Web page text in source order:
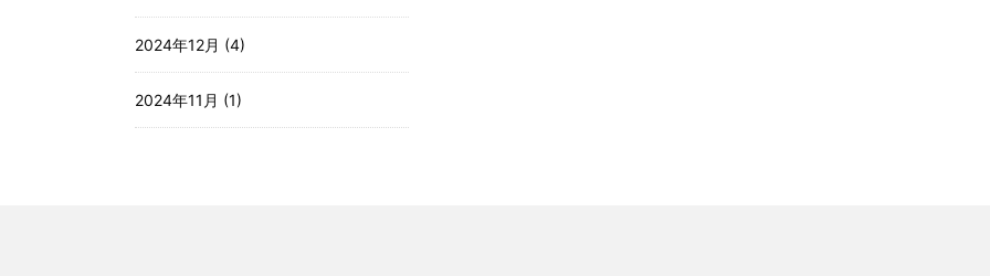
2024年12月 (4)
2024年11月 (1)